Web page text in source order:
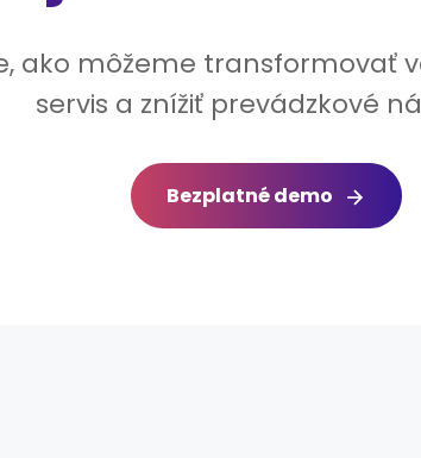
ako môžeme transformovať
servis a znížiť prevádzkové
Bezplatné demo